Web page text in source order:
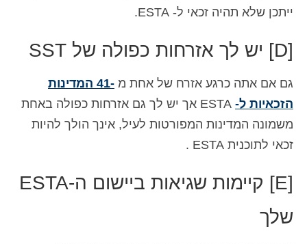
ייתכן שלא תהיה זכאי ל- ESTA.
[D] יש לך אזרחות כפולה של SST
גם אם אתה כרגע אזרח של אחת מ
-41 המדינות
הזכאיות ל-
ESTA אך יש לך גם אזרחות כפולה באחת
משמונה המדינות המפורטות לעיל, אינך הולך להיות
זכאי לתוכנית ESTA .
[E] קיימות שגיאות ביישום ה-ESTA
שלך